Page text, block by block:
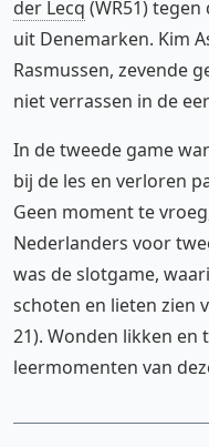
der Lecq (WR51)
uit Denemarken. Kim
Rasmussen, zevende
niet verrassen in de
In de tweede game
bij de les en verloren
Geen moment te
Nederlanders voor
was de slotgame,
schoten en lieten zien
21). Wonden likken
leermomenten van